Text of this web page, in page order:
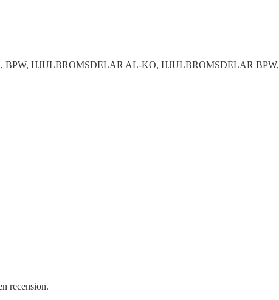
, BPW, HJULBROMSDELAR AL-KO, HJULBROMSDELAR BPW,
recension.